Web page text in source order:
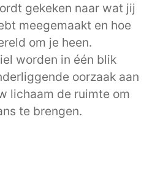
gekeken naar wat jij
meegemaakt en hoe
om je heen.
worden in één blik
oorzaak aan
lichaam de ruimte om
te brengen.